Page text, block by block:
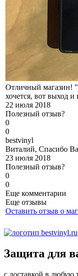
Отличный магазин!
хочется, вот выход
22 июля 2018
Полезный отзыв?
0
0
bestvinyl
Виталий, Спасибо
23 июля 2018
Полезный отзыв?
0
0
Еще комментарии
Еще отзывы
Оставить отзыв о
Защита для
с доставкой в любую